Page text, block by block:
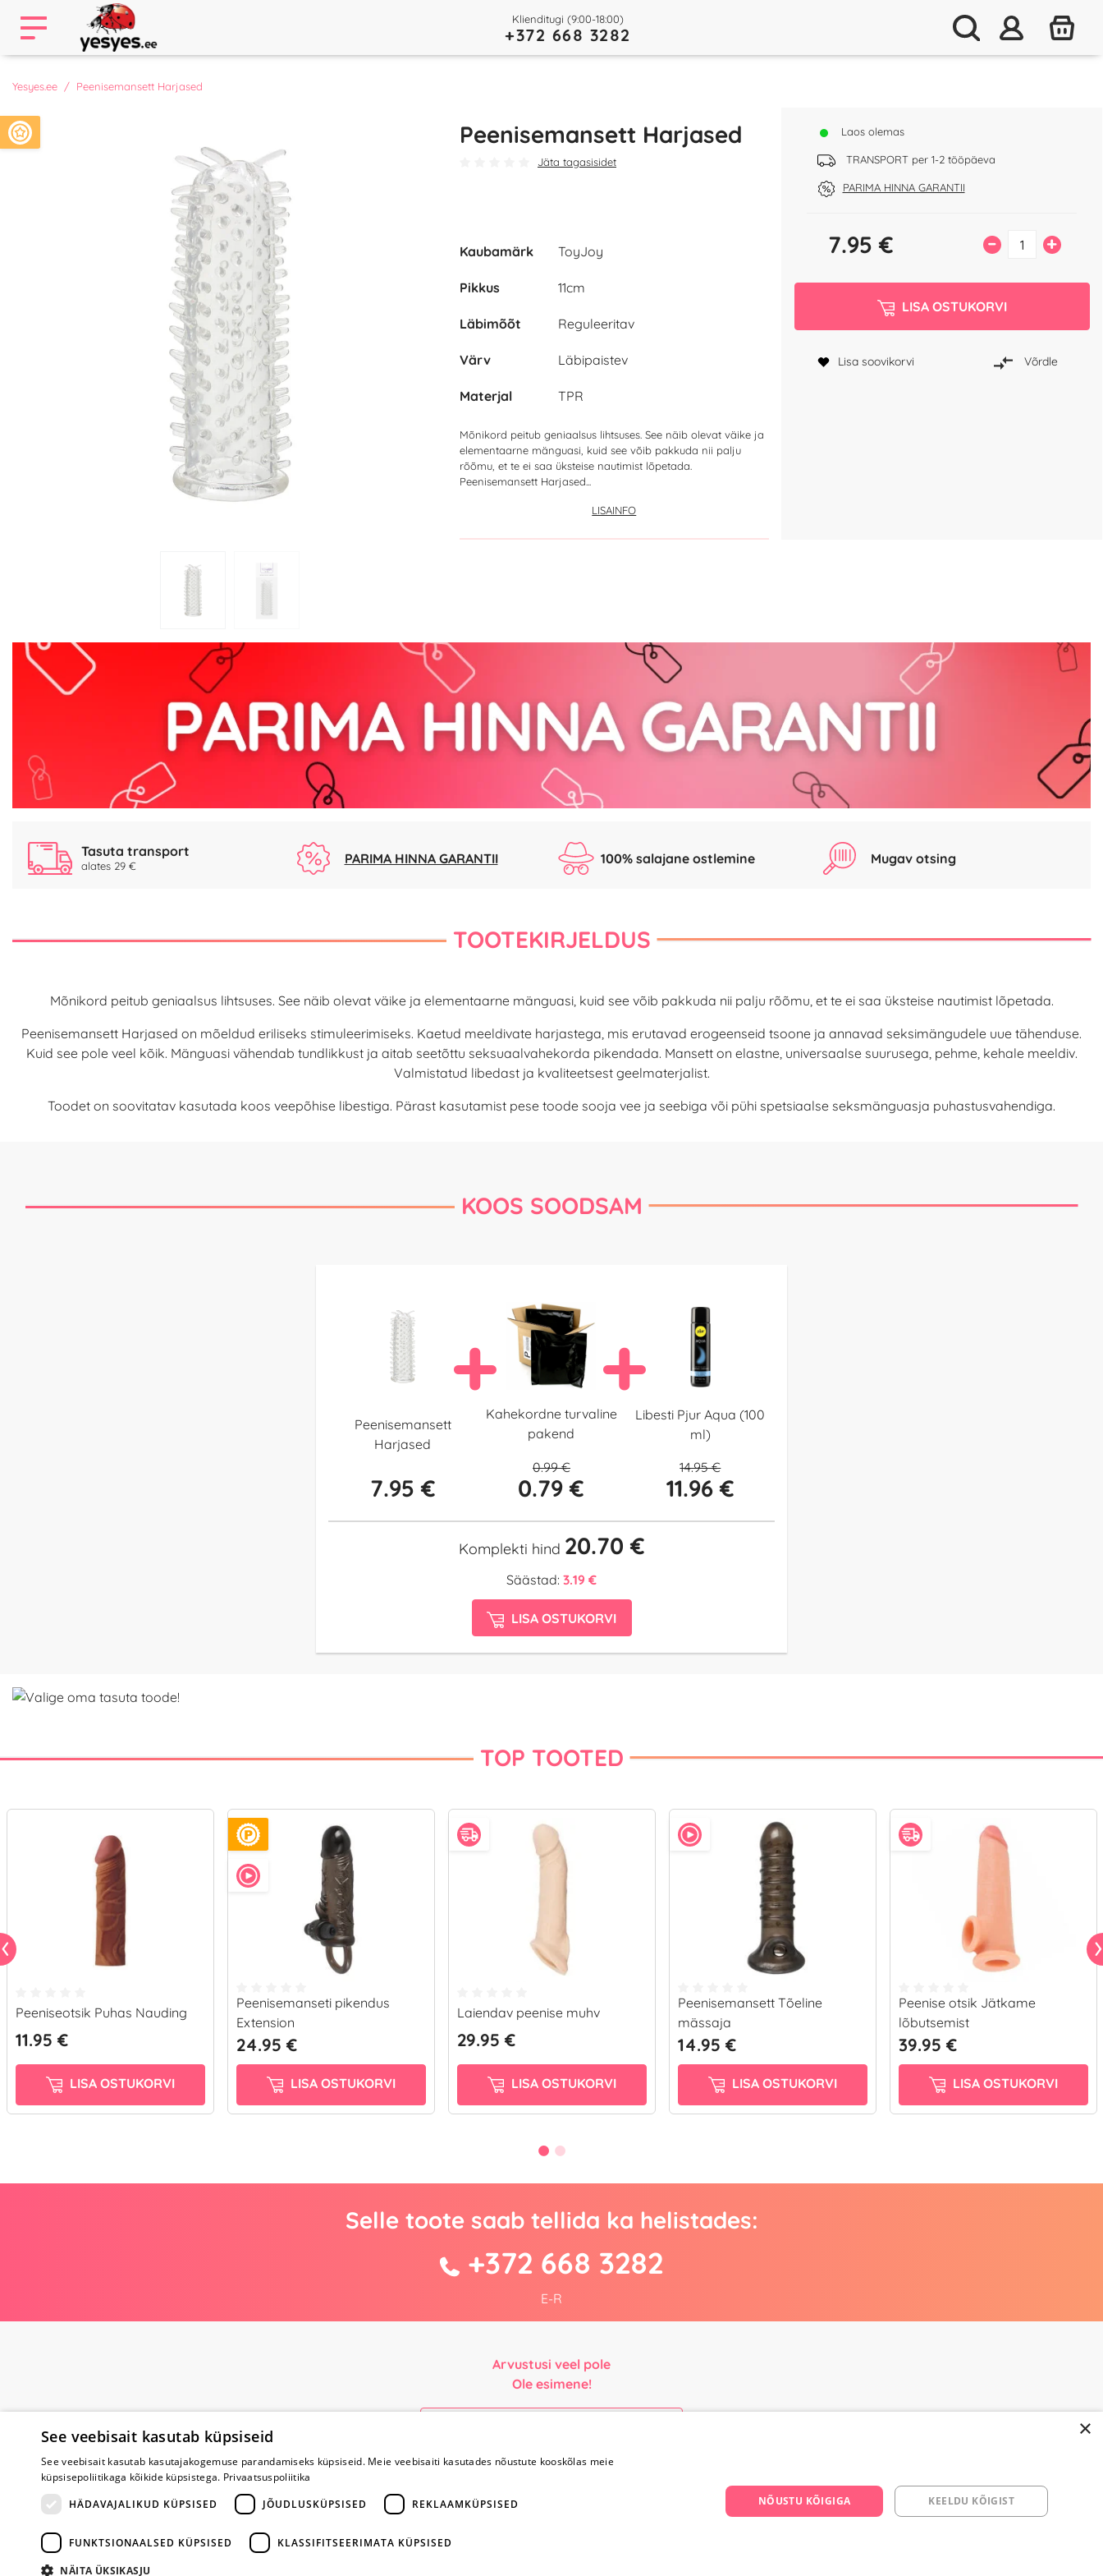
Klienditugi (9:00-18:00)
+372 668 3282
Yesyes.ee Peenisemansett Harjased
Peenisemansett Harjased
Jäta tagasisidet
Laos olemas
TRANSPORT per 1-2 tööpäeva
PARIMA HINNA GARANTII
Kaubamärk ToyJoy
Pikkus 11cm
Läbimõõt Reguleeritav
Värv Läbipaistev
Materjal TPR
Mõnikord peitub geniaalsus lihtsuses. See näib olevat väike ja
elementaarne mänguasi, kuid see võib pakkuda nii palju
rõõmu, et te ei saa üksteise nautimist lõpetada.
Peenisemansett Harjased...
LISAINFO
7.95 € – +
LISA OSTUKORVI
Lisa soovikorvi Võrdle
Tasuta transport
alates 29 € PARIMA HINNA GARANTII 100% salajane ostlemine Mugav otsing
TOOTEKIRJELDUS
Mõnikord peitub geniaalsus lihtsuses. See näib olevat väike ja elementaarne mänguasi, kuid see võib pakkuda nii palju rõõmu, et te ei saa üksteise nautimist lõpetada.
Peenisemansett Harjased on mõeldud eriliseks stimuleerimiseks. Kaetud meeldivate harjastega, mis erutavad erogeenseid tsoone ja annavad seksimängudele uue tähenduse.
Kuid see pole veel kõik. Mänguasi vähendab tundlikkust ja aitab seetõttu seksuaalvahekorda pikendada. Mansett on elastne, universaalse suurusega, pehme, kehale meeldiv.
Valmistatud libedast ja kvaliteetsest geelmaterjalist.
Toodet on soovitatav kasutada koos veepõhise libestiga. Pärast kasutamist pese toode sooja vee ja seebiga või pühi spetsiaalse seksmänguasja puhastusvahendiga.
KOOS SOODSAM
Peenisemansett
Harjased
7.95 €
Kahekordne turvaline
pakend
0.99 €
0.79 €
Libesti Pjur Aqua (100
ml)
14.95 €
11.96 €
Komplekti hind 20.70 €
Säästad: 3.19 €
LISA OSTUKORVI
TOP TOOTED
Peeniseotsik Puhas Nauding
11.95 €
LISA OSTUKORVI
Peenisemanseti pikendus
Extension
24.95 €
LISA OSTUKORVI
Laiendav peenise muhv
29.95 €
LISA OSTUKORVI
Peenisemansett Tõeline
mässaja
14.95 €
LISA OSTUKORVI
Peenise otsik Jätkame
lõbutsemist
39.95 €
LISA OSTUKORVI
Selle toote saab tellida ka helistades:
+372 668 3282
E-R
Arvustusi veel pole
Ole esimene!
Poe kohta
Meist
Maksmine ja
kohaletoimetamine
×
See veebisait kasutab küpsiseid
See veebisait kasutab kasutajakogemuse parandamiseks küpsiseid. Meie veebisaiti kasutades nõustute kooskõlas meie
küpsisepoliitikaga kõikide küpsistega. Privaatsuspoliitika
HÄDAVAJALIKUD KÜPSISED
JÕUDLUSKÜPSISED REKLAAMKÜPSISED
FUNKTSIONAALSED KÜPSISED KLASSIFITSEERIMATA KÜPSISED
NÄITA ÜKSIKASJU
NÕUSTU KÕIGIGA KEELDU KÕIGIST